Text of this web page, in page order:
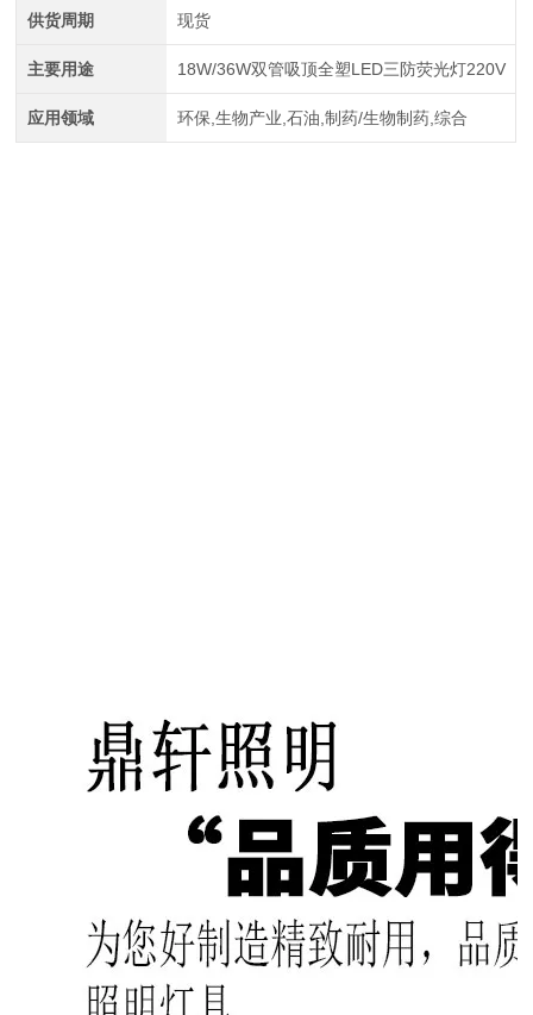
供货周期 现货
主要用途 18W/36W双管吸顶全塑LED三防荧光灯220V
应用领域 环保,生物产业,石油,制药/生物制药,综合